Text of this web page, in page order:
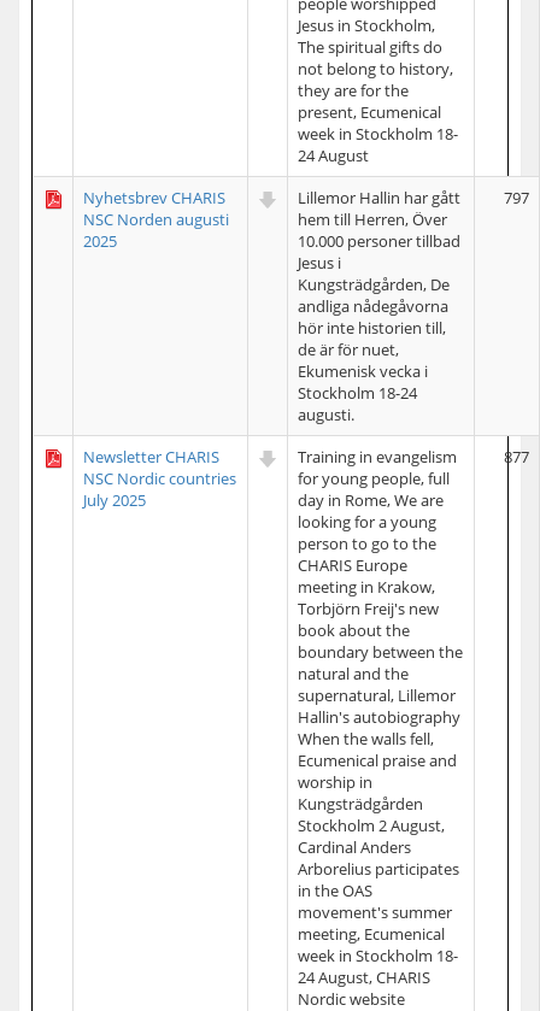
Jesus in Stockholm,
The spiritual gifts do
not belong to history,
they are for the
present, Ecumenical
week in Stockholm 18-
24 August
Nyhetsbrev CHARIS
NSC Norden augusti
2025
Lillemor Hallin har gått
hem till Herren, Över
10.000 personer tillbad
Jesus i
Kungsträdgården, De
andliga nådegåvorna
hör inte historien till,
de är för nuet,
Ekumenisk vecka i
Stockholm 18-24
augusti.
797
Newsletter CHARIS
NSC Nordic countries
July 2025
Training in evangelism
for young people, full
day in Rome, We are
looking for a young
person to go to the
CHARIS Europe
meeting in Krakow,
Torbjörn Freij's new
book about the
boundary between the
natural and the
supernatural, Lillemor
Hallin's autobiography
When the walls fell,
Ecumenical praise and
worship in
Kungsträdgården
Stockholm 2 August,
Cardinal Anders
Arborelius participates
in the OAS
movement's summer
meeting, Ecumenical
week in Stockholm 18-
24 August, CHARIS
Nordic website
877